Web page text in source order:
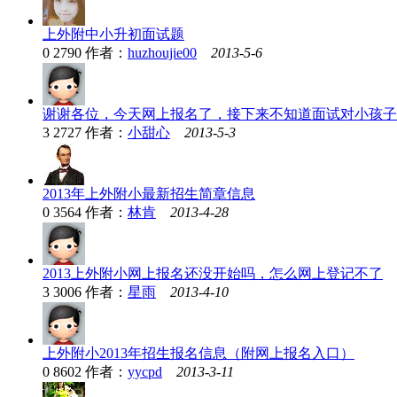
上外附中小升初面试题
0 2790 作者： huzhoujie00 2013-5-6
谢谢各位，今天网上报名了，接下来不知道面试对小孩
3 2727 作者： 小甜心 2013-5-3
2013年上外附小最新招生简章信息
0 3564 作者： 林肯 2013-4-28
2013上外附小网上报名还没开始吗，怎么网上登记不了
3 3006 作者： 星雨 2013-4-10
上外附小2013年招生报名信息（附网上报名入口）
0 8602 作者： yycpd 2013-3-11